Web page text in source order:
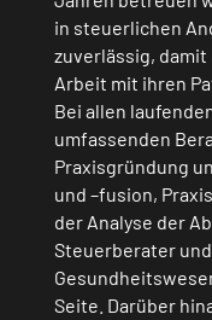
in steuerlichen
zuverlässig, damit
Arbeit mit ihren
Bei allen
umfassenden
Praxisgründung
und –fusion,
der Analyse der
Steuerberater
Seite. Darüber